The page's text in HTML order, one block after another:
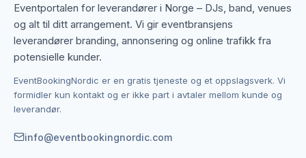
håndholdte, headset, clips- og bordmikrofoner
avhengig av formatet. Trådløse systemer gir større
bevegelsesfrihet. Leverandøren kan pakketilby
mikrofoner med mikser og lydanlegg, slik at alt er
Lyd til konferanse og firmaevent
Firmaarrangementer og konferanser stiller særlige
Eventportalen for leverandører i Norge – DJs, band, venues
og alt til ditt arrangement. Vi gir eventbransjens
leverandører branding, annonsering og online trafikk fra
potensielle kunder.
EventBookingNordic er en gratis tjeneste og et oppslagsverk. Vi
formidler kun kontakt og er ikke part i avtaler mellom kunde og
leverandør.
info@eventbookingnordic.com